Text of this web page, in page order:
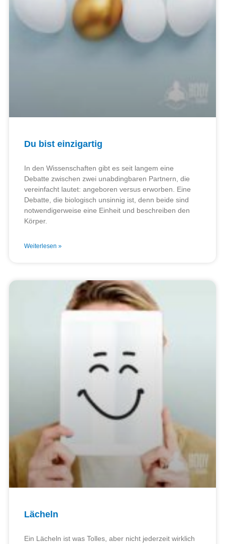
Du bist einzigartig
In den Wissenschaften gibt es seit langem eine
Debatte zwischen zwei unabdingbaren Partnern, die
vereinfacht lautet: angeboren versus erworben. Eine
Debatte, die biologisch unsinnig ist, denn beide sind
notwendigerweise eine Einheit und beschreiben den
Körper.
Weiterlesen »
Lächeln
Ein Lächeln ist was Tolles, aber nicht jederzeit wirklich